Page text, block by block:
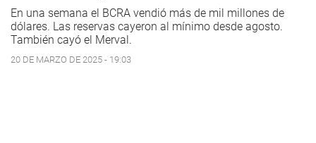
En una semana el BCRA vendió más de mil millones de
dólares. Las reservas cayeron al mínimo desde agosto.
También cayó el Merval.
20 DE MARZO DE 2025 - 19:03